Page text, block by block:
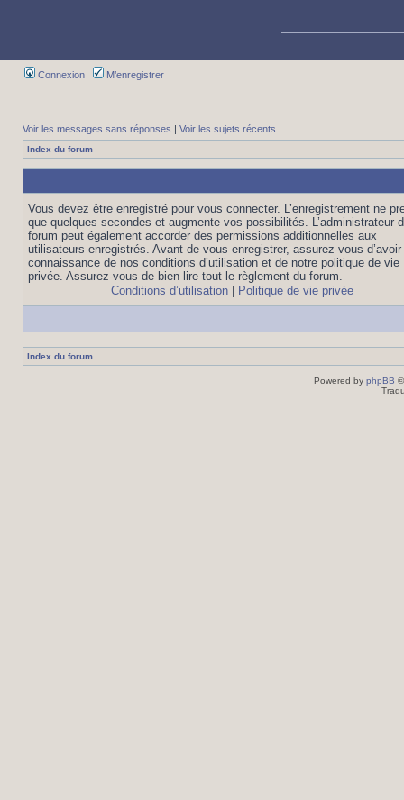
Connexion M’enregistrer
Voir les messages sans réponses | Voir les sujets récents
Index du forum
Vous devez être enregistré pour vous connecter. L’enregistrement ne
que quelques secondes et augmente vos possibilités. L’administrateur
forum peut également accorder des permissions additionnelles aux
utilisateurs enregistrés. Avant de vous enregistrer, assurez-vous
connaissance de nos conditions d’utilisation et de notre politique de vie
privée. Assurez-vous de bien lire tout le règlement du forum.
Conditions d’utilisation
Politique de vie privée
Index du forum
Powered by phpBB